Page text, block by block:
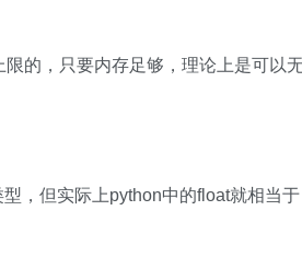
的，只要内存足够，理论上是可以
，但实际上python中的float就相当于